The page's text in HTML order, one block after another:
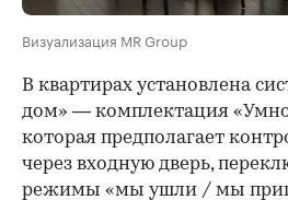
Визуализация MR Group
В квартирах установлена
дом» — комплектация
которая предполагает
через входную дверь,
режимы «мы ушли / мы